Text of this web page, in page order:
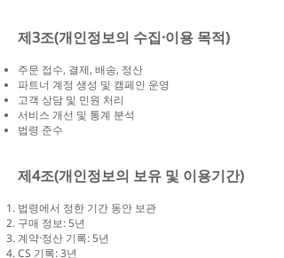
제3조(개인정보의 수집·이용 목적)
주문 접수, 결제, 배송, 정산
파트너 계정 생성 및 캠페인 운영
고객 상담 및 민원 처리
서비스 개선 및 통계 분석
법령 준수
제4조(개인정보의 보유 및 이용기간)
법령에서 정한 기간 동안 보관
구매 정보: 5년
계약·정산 기록: 5년
CS 기록: 3년